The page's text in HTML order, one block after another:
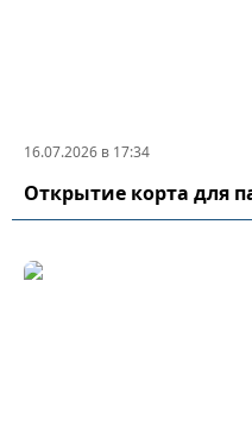
16.07.2026 в 17:34
Открытие корта для